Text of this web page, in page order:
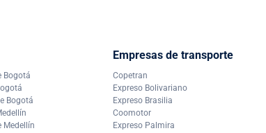
Bogotá
Bogotá
Medellín
Empresas de transporte
Copetran
Expreso Bolivariano
Expreso Brasilia
Coomotor
Expreso Palmira